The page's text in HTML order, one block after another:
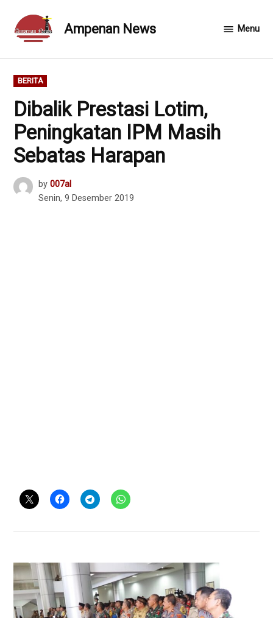
content
Ampenan News Menu
POSTED
IN
BERITA
Dibalik Prestasi Lotim,
Peningkatan IPM Masih
Sebatas Harapan
by 007al
Senin, 9 Desember 2019